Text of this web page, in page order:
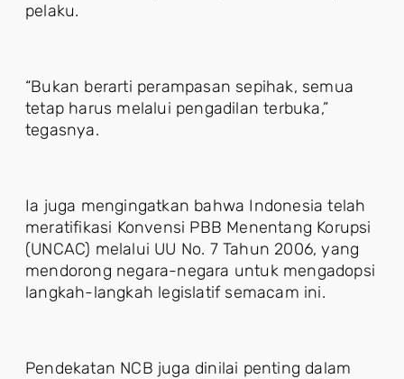
pelaku.
“Bukan berarti perampasan sepihak, semua
tetap harus melalui pengadilan terbuka,”
tegasnya.
Ia juga mengingatkan bahwa Indonesia telah
meratifikasi Konvensi PBB Menentang Korupsi
(UNCAC) melalui UU No. 7 Tahun 2006, yang
mendorong negara-negara untuk mengadopsi
langkah-langkah legislatif semacam ini.
Pendekatan NCB juga dinilai penting dalam